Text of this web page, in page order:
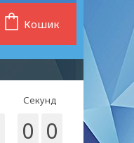
Кошик
Секунд
0 0